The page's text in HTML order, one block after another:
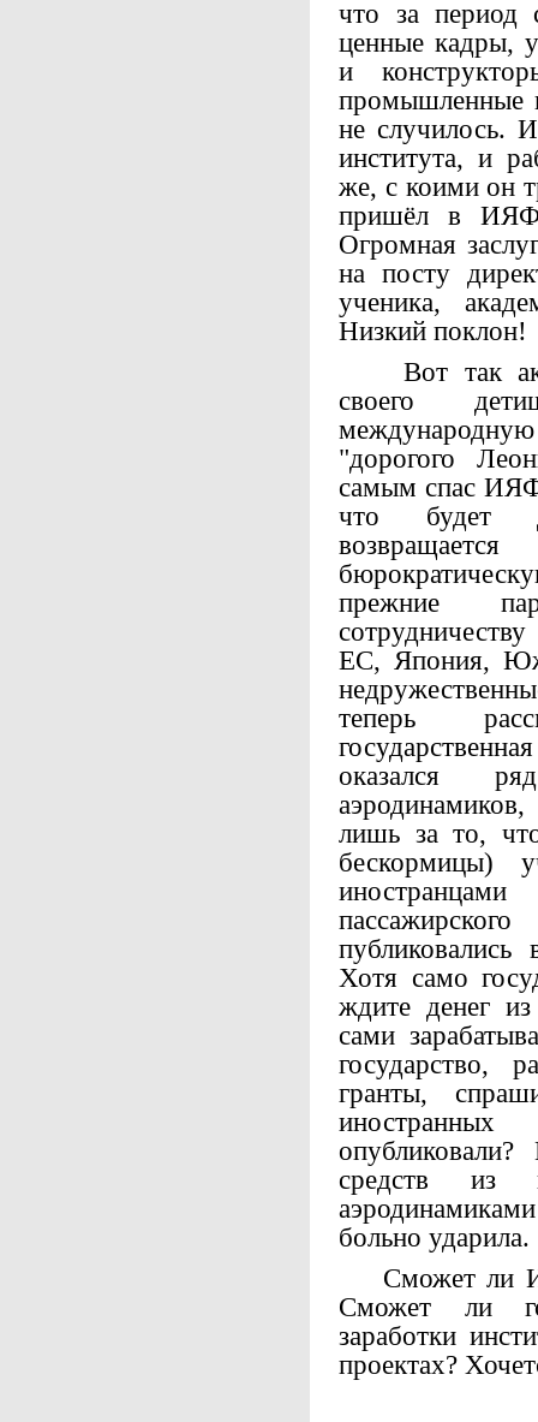
что за период
ценные кадры,
и
промышленные
не случилось.
института, и
же, с коими он
пришёл в ИЯФ
Огромная
на посту
ученика,
Низкий поклон!
Вот так
своего
"дорогого
самым спас
что будет
прежние
ЕС, Япония,
теперь
оказался
лишь за то,
бескормицы)
Хотя само
ждите денег
сами
государство,
гранты,
средств из
больно ударила.
Сможет ли
Сможет ли
заработки
проектах?